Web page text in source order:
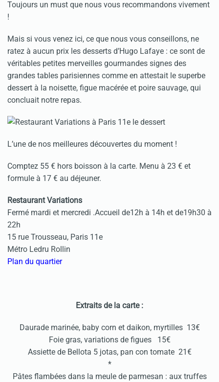
Toujours un must que nous vous recommandons vivement
!
Mais si vous venez ici, ce que nous vous conseillons, ne
ratez à aucun prix les desserts d’Hugo Lafaye : ce sont de
véritables petites merveilles gourmandes signes des
grandes tables parisiennes comme en attestait le superbe
dessert à la noisette, figue macérée et poire sauvage, qui
concluait notre repas.
L’une de nos meilleures découvertes du moment !
Comptez 55 € hors boisson à la carte. Menu à 23 € et
formule à 17 € au déjeuner.
Restaurant Variations
Fermé mardi et mercredi .Accueil de12h à 14h et de19h30 à
22h
15 rue Trousseau, Paris 11e
Métro Ledru Rollin
Plan du quartier
Extraits de la carte :
Daurade marinée, baby corn et daikon, myrtilles 13€
Foie gras, variations de figues 15€
Assiette de Bellota 5 jotas, pan con tomate 21€
*
Pâtes flambées dans la meule de parmesan : aux truffes